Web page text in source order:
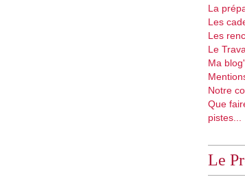
La
Les
Les
Le
Ma
Notre
Que
pistes...
Le